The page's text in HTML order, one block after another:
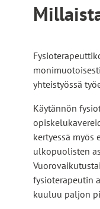
v
u
l
k
i
s
e
l
l
e
s
k
k
v
l
k
o
i
s
e
l
yhteistyössä
Käytännön
kertyessä myös
ulkopuolisten
fysioterapeutin
kuuluu paljon